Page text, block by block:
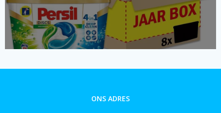
ONS ADRES